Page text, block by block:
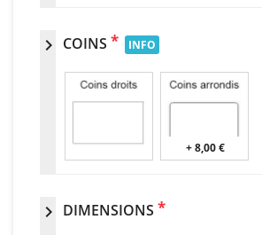
chevron_right COINS * INFO
+ 8,00 €
chevron_right DIMENSIONS *